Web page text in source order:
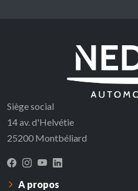
Siège social
14 av. d'Helvétie
25200 Montbéliard
A propos